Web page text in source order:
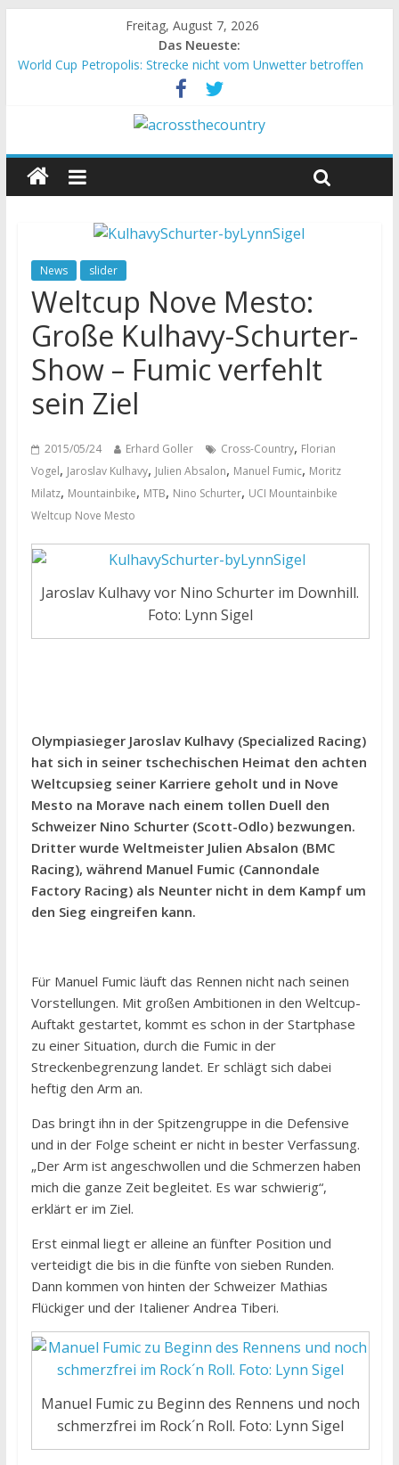
Freitag, August 7, 2026
Das Neueste:
World Cup Petropolis: Strecke nicht vom Unwetter betroffen
Krumbach und Obergessertshausen: Mountainbike-Bundesliga
Supercup Massi Banyoles: Siege für Carod und Richards
Chelva: Schweizer Doppelsieg beim ersten XCO-Rennen der
Saison
News slider
Weltcup Nove Mesto:
Große Kulhavy-Schurter-
Show – Fumic verfehlt
sein Ziel
2015/05/24 Erhard Goller Cross-Country, Florian
Vogel, Jaroslav Kulhavy, Julien Absalon, Manuel Fumic, Moritz
Milatz, Mountainbike, MTB, Nino Schurter, UCI Mountainbike
Weltcup Nove Mesto
Jaroslav Kulhavy vor Nino Schurter im Downhill.
Foto: Lynn Sigel
Olympiasieger Jaroslav Kulhavy (Specialized Racing)
hat sich in seiner tschechischen Heimat den achten
Weltcupsieg seiner Karriere geholt und in Nove
Mesto na Morave nach einem tollen Duell den
Schweizer Nino Schurter (Scott-Odlo) bezwungen.
Dritter wurde Weltmeister Julien Absalon (BMC
Racing), während Manuel Fumic (Cannondale
Factory Racing) als Neunter nicht in dem Kampf um
den Sieg eingreifen kann.
Für Manuel Fumic läuft das Rennen nicht nach seinen
Vorstellungen. Mit großen Ambitionen in den Weltcup-
Auftakt gestartet, kommt es schon in der Startphase
zu einer Situation, durch die Fumic in der
Streckenbegrenzung landet. Er schlägt sich dabei
heftig den Arm an.
Das bringt ihn in der Spitzengruppe in die Defensive
und in der Folge scheint er nicht in bester Verfassung.
„Der Arm ist angeschwollen und die Schmerzen haben
mich die ganze Zeit begleitet. Es war schwierig“,
erklärt er im Ziel.
Erst einmal liegt er alleine an fünfter Position und
verteidigt die bis in die fünfte von sieben Runden.
Dann kommen von hinten der Schweizer Mathias
Flückiger und der Italiener Andrea Tiberi.
Manuel Fumic zu Beginn des Rennens und noch
schmerzfrei im Rock´n Roll. Foto: Lynn Sigel